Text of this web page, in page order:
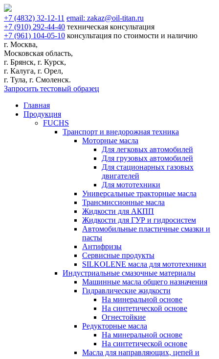
+7 (4832) 32-12-11 email: zakaz@oil-titan.ru
+7 (910) 292-44-40 техническая консультация
+7 (961) 104-05-10 консультация по стоимости и наличию
г. Москва,
Московская область,
г. Брянск, г. Курск,
г. Калуга, г. Орел,
г. Тула, г. Смоленск.
Запросить тестовый образец
Главная
Продукция
FUCHS
Транспорт и внедорожная техника
Моторные масла
Для легковых автомобилей
Для грузовых автомобилей
Для стационарных газовых
двигателей
Для мототехники
Универсальные тракторные масла
Трансмиссионные масла
Жидкости для АКПП
Жидкости для ГУР и гидросистем
Автомобильные пластичные смазки и
пасты
Антифризы
Сервисные продукты
SILKOLENE масла для мототехники
Индустриальные смазочные материалы
Машинные масла общего назначения
Гидравлические жидкости
На минеральной основе
На синтетической основе
Огнестойкие
Редукторные масла
На минеральной основе
На синтетической основе
Масла для направляющих, цепей и